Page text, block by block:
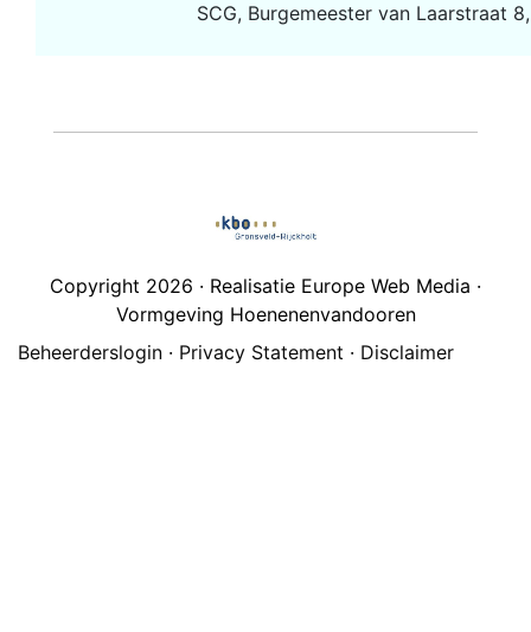
SCG, Burgemeester van Laarstraat 8,
Copyright 2026 · Realisatie Europe Web Media ·
Vormgeving Hoenenenvandooren
Beheerderslogin · Privacy Statement · Disclaimer